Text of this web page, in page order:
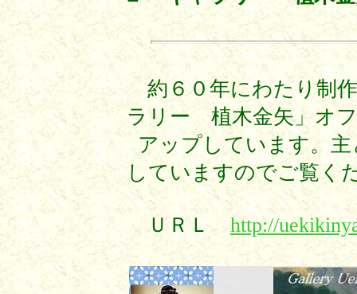
約６０年にわたり制
ラリー 植木金矢」オ
アップしています。
していますのでご覧く
ＵＲＬ http://